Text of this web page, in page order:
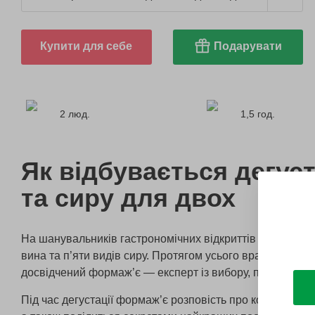
Купити для себе Подарувати
2 люд. 1,5 год.
Як відбувається
та сиру для двох
На шанувальників гастрономічних відкриттів чекатиме
вина та п’яти видів сиру. Протягом усього враження їх
досвідчений формаж’є — експерт із вибору, підготовки
Під час дегустації формаж’є розповість про кожен сорт